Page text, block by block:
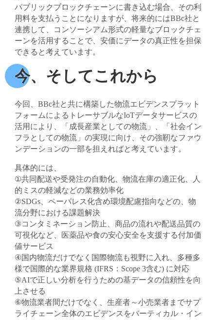
パブリックブロックチェーンに書き込む場合、その利
用料を支払うことになりますが、将来的にはBBc社と
連携して、コンソーシアム形式の軽量なブロックチェ
ーンを活用することで、安価にデータの真正性を担保
できると考えています。
今、そしてこれから
今回、BBc社と共に構築した物流エビデンスプラット
フォームによるトレーサブルなIoTデータサービスの
活用により、「成長産業としての物流」、「社会イン
フラとしての物流」の実現に向け、その強靭なファウ
ンデーションの一部を担えればと考えています。
具体的には、
①共同配送や受発注の自動化、物流在庫の適正化、人
的ミスの軽減などの業務効率化
②SDGs、ペーパレス化含め環境配慮指向などの、物
流分野における課題解決
③コンタミネーション防止、商品の流れや配送品質の
可視化など、医薬品や食の安心安全を支援する付加価
値サービス
④国内物流だけでなく国際物流も視野に入れ、多種多
様で国際的な業界規格 (IFRS：Scope 3含む) に対応
⑤AIで正しい分析を行うための基データの信頼性を向
上させる
⑥物流業者間だけでなく、生産者～小売業者までサプ
ライチェーン全体のエビデンスをバーティカル・イン